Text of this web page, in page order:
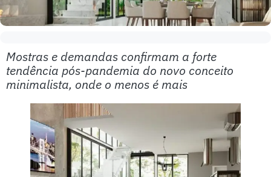
Mostras e demandas confirmam a forte
tendência pós-pandemia do novo conceito
minimalista, onde o menos é mais